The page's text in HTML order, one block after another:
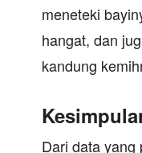
meneteki
hangat, dan
kandung
Dari data yang